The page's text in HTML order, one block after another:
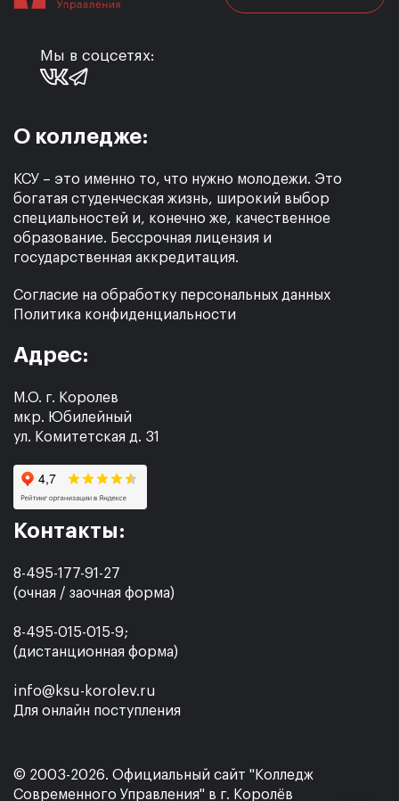
Мы в соцсетях:
О колледже:
КСУ – это именно то, что нужно молодежи. Это
богатая студенческая жизнь, широкий выбор
специальностей и, конечно же, качественное
образование. Бессрочная лицензия и
государственная аккредитация.
Согласие на обработку персональных данных
Политика конфиденциальности
Адрес:
М.О. г. Королев
мкр. Юбилейный
ул. Комитетская д. 31
Контакты:
8-495-177-91-27
(очная / заочная форма)
8-495-015-015-9;
(дистанционная форма)
info@ksu-korolev.ru
Для онлайн поступления
© 2003-2026. Официальный сайт "Колледж
Современного Управления" в г. Королёв